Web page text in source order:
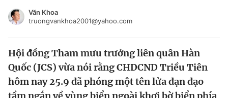
Video Magazine
Đăng xuất
Văn Khoa
truongvankhoa2001@yahoo.com
Hội đồng Tham mưu trưởng liên quân Hàn
Quốc (JCS) vừa nói rằng CHDCND Triều Tiên
hôm nay 25.9 đã phóng một tên lửa đạn đạo